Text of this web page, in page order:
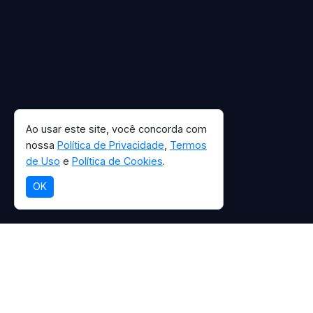
Ao usar este site, você concorda com
nossa Política de Privacidade Termos
de Uso e Política de Cookies.
OK